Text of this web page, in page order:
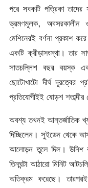
পরে সবকটি পত্রিকা তাদের
ভ্রমণমূলক, অবসরকালীন
মেশিনেরই বর্ণনা প্রকাশ
একটি ক্রীড়াসংস্থা। তার
সাতচল্লিশ বছর বয়স্ক
ছোটোখাটো দীর্ঘ দূরত্বের
প্রতিযোগীইই ষোড়শ শতাব্দীর
অবশ্য তখনই আন্তর্জাতিক
দিচ্ছিলেন। সুইডেন থেকে
আলোড়ন তুলে দিল। উনিশ
তিনঘন্টা আঠারো মিনিট
অতিক্রম করেছে।